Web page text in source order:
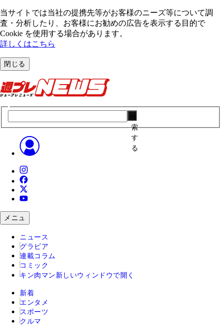
当サイトでは当社の提携先等がお客様のニーズ等について調
査・分析したり、お客様にお勧めの広告を表⽰する⽬的で
Cookie を使⽤する場合があります。
詳しくはこちら
閉じる
索
す
る
メニュ
ニュース
グラビア
連載コラム
コミック
キン肉マン 新しいウィンドウで開く
新着
エンタメ
スポーツ
クルマ